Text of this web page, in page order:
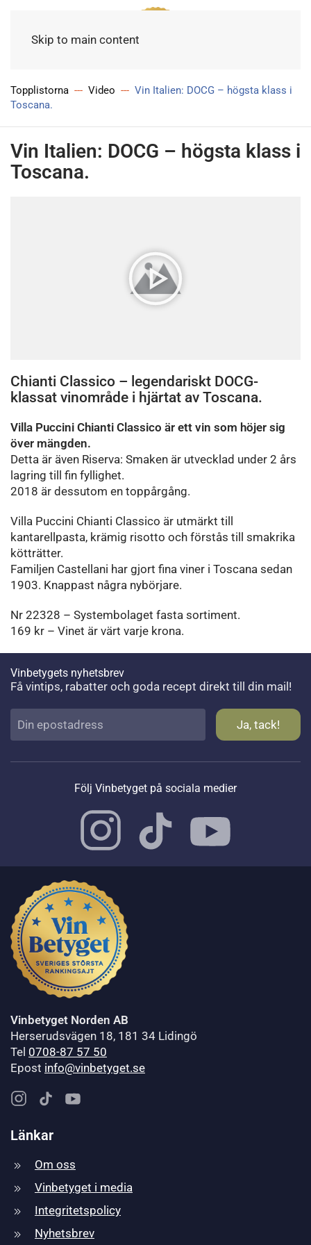
Skip to main content
Meny
Topplistorna Video
Vin Italien: DOCG – högsta klass i
Toscana.
Vin Italien: DOCG – högsta klass i
Toscana.
Chianti Classico – legendariskt DOCG-
klassat vinområde i hjärtat av Toscana.
Villa Puccini Chianti Classico är ett vin som höjer sig
över mängden.
Detta är även Riserva: Smaken är utvecklad under 2 års
lagring till fin fyllighet.
2018 är dessutom en toppårgång.
Villa Puccini Chianti Classico är utmärkt till
kantarellpasta, krämig risotto och förstås till smakrika
kötträtter.
Familjen Castellani har gjort fina viner i Toscana sedan
1903. Knappast några nybörjare.
Nr 22328 – Systembolaget fasta sortiment.
169 kr – Vinet är värt varje krona.
Vinbetygets nyhetsbrev
Få vintips, rabatter och goda recept direkt till din mail!
Följ Vinbetyget på sociala medier
Vinbetyget Norden AB
Herserudsvägen 18, 181 34 Lidingö
Tel 0708-87 57 50
Epost info@vinbetyget.se
Länkar
Om oss
Vinbetyget i media
Integritetspolicy
Nyhetsbrev